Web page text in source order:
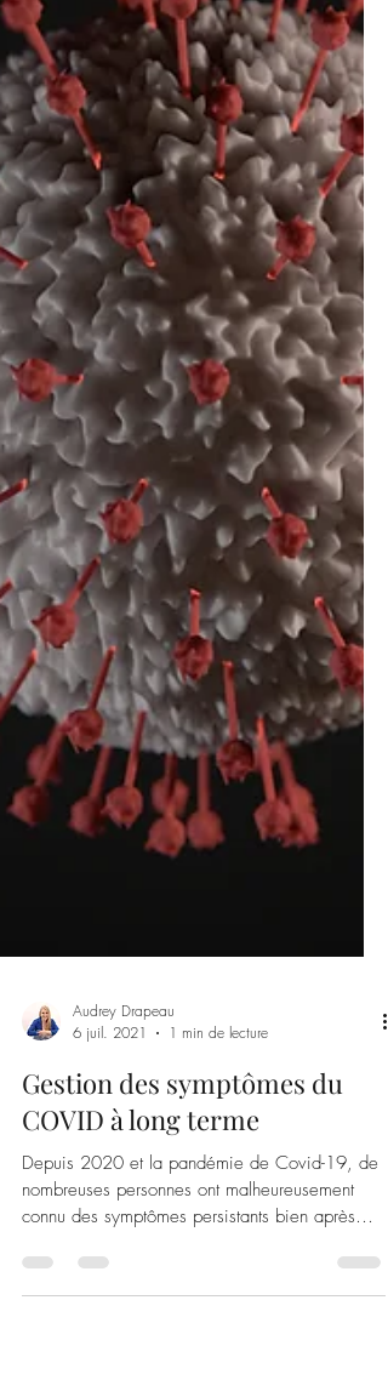
6 juil. 2021
1 min de lecture
Gestion des symptômes du
COVID à long terme
Depuis 2020 et la pandémie de Covid-19, de